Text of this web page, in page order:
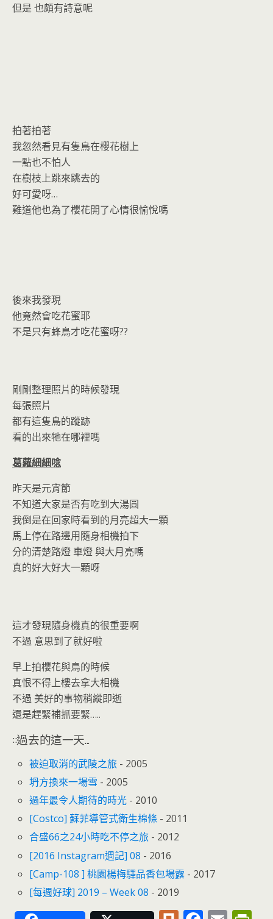
但是 也頗有詩意呢
拍著拍著
我忽然看見有隻鳥在櫻花樹上
一點也不怕人
在樹枝上跳來跳去的
好可愛呀…
難道他也為了櫻花開了心情很愉悅嗎
後來我發現
他竟然會吃花蜜耶
不是只有蜂鳥才吃花蜜呀??
剛剛整理照片的時候發現
每張照片
都有這隻鳥的蹤跡
看的出來牠在哪裡嗎
葛蘿細細唸
昨天是元宵節
不知道大家是否有吃到大湯圓
我倒是在回家時看到的月亮超大一顆
馬上停在路邊用隨身相機拍下
分的清楚路燈 車燈 與大月亮嗎
真的好大好大一顆呀
這才發現隨身機真的很重要啊
不過 意思到了就好啦
早上拍櫻花與鳥的時候
真恨不得上樓去拿大相機
不過 美好的事物稍縱即逝
還是趕緊補抓要緊…..
::過去的這一天...
被迫取消的武陵之旅 - 2005
坍方換來一場雪 - 2005
過年最令人期待的時光 - 2010
[Costco] 蘇菲導管式衛生棉條 - 2011
合盛66之24小時吃不停之旅 - 2012
[2016 Instagram週記] 08 - 2016
[Camp-108 ] 桃園楊梅驛品香包場露 - 2017
[每週好球] 2019 – Week 08 - 2019